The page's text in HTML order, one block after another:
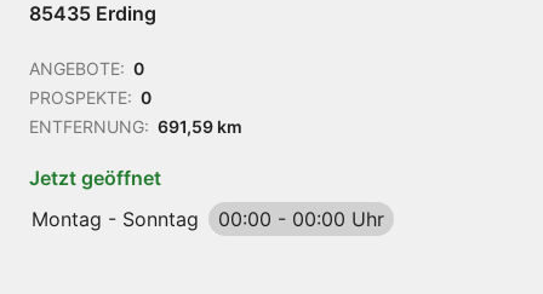
85435 Erding
ANGEBOTE: 0
PROSPEKTE: 0
ENTFERNUNG: 691,59 km
Jetzt geöffnet
Montag - Sonntag
00:00 - 00:00 Uhr